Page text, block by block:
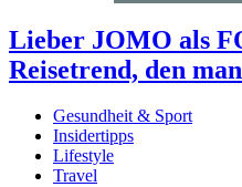
Lieber JOMO als
Reisetrend, den
Gesundheit & Sport
Insidertipps
Lifestyle
Travel